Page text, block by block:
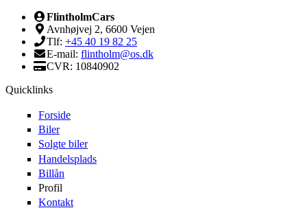
FlintholmCars
Avnhøjvej 2, 6600 Vejen
Tlf: +45 40 19 82 25
E-mail: flintholm@os.dk
CVR: 10840902
Quicklinks
Forside
Biler
Solgte biler
Handelsplads
Billån
Profil
Kontakt